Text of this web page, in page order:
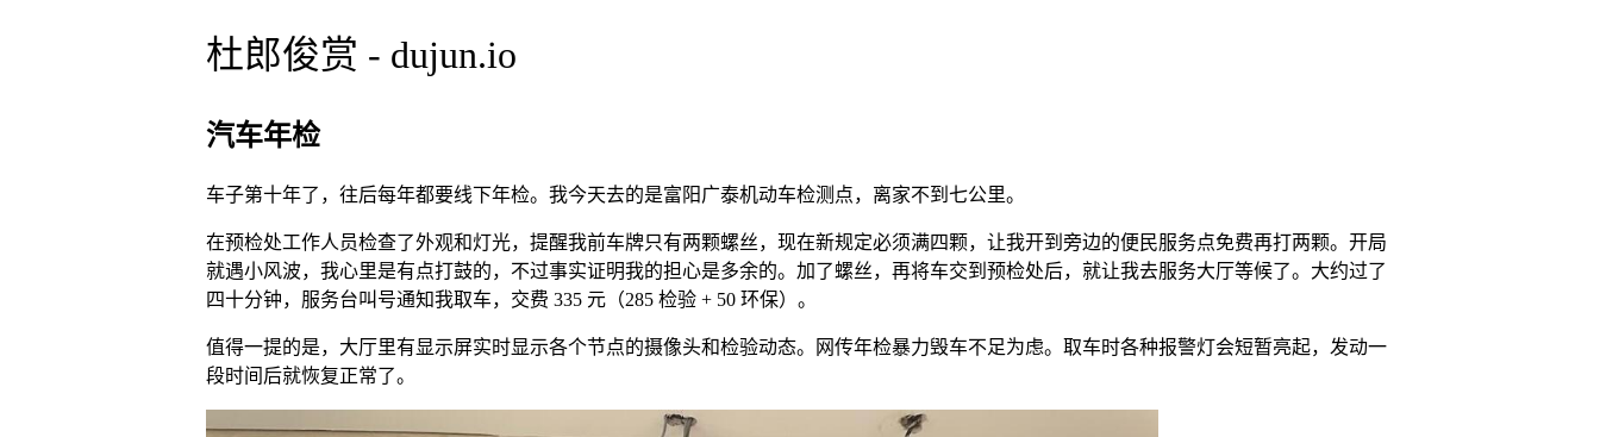
杜郎俊赏 - dujun.io
汽车年检
车子第十年了，往后每年都要线下年检。我今天去的是富阳广泰机动车检测点，离家不到七公里。
在预检处工作人员检查了外观和灯光，提醒我前车牌只有两颗螺丝，现在新规定必须满四颗，让我开到旁边的便民服务点免费再打两颗。开局
就遇小风波，我心里是有点打鼓的，不过事实证明我的担心是多余的。加了螺丝，再将车交到预检处后，就让我去服务大厅等候了。大约过了
四十分钟，服务台叫号通知我取车，交费 335 元（285 检验 + 50 环保）。
值得一提的是，大厅里有显示屏实时显示各个节点的摄像头和检验动态。网传年检暴力毁车不足为虑。取车时各种报警灯会短暂亮起，发动一
段时间后就恢复正常了。